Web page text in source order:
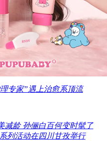
专家”遇上治愈系顶流
减龄 孙俪白百何变时髦了
列活动在四川甘孜举行